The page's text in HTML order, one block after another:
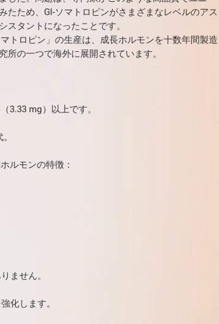
たため、Gl-ソマトロピンがさまざまなレベルのアス
スタントになったことです。
トロピン」の生産は、成長ホルモンを十数年間製造
所の一つで海外に展開されています。
3.33 mg）以上です。
ルモンの特徴：
ません。
化します。